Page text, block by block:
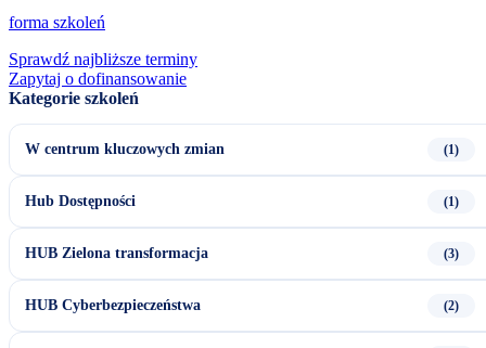
forma szkoleń
Sprawdź najbliższe terminy
Zapytaj o dofinansowanie
W centrum kluczowych zmian (1)
Hub Dostępności (1)
HUB Zielona transformacja (3)
HUB Cyberbezpieczeństwa (2)